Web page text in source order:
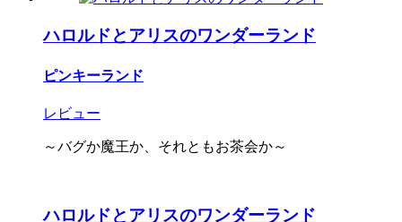
ハロルドとアリスのワンダーランド
ピンキーランド
レビュー
～バグか魔王か、それともお茶会か～
ハロルドとアリスのワンダーランド